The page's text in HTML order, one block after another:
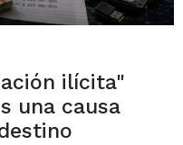
ilícita"
una causa